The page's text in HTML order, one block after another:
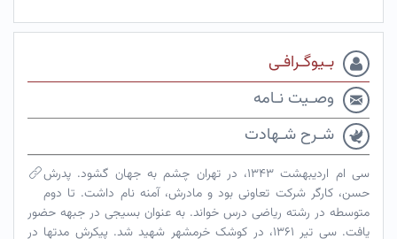
بـیوگـرافـی
وصـیت نـامه
شـرح شـهادت
سی ام اردیبهشت ۱۳۴۳، در تهران چشم به جهان گشود. پدرش
حسن، کارگر شرکت تعاونی بود و مادرش، آمنه نام داشت. تا دوم
متوسطه در رشته ریاضی درس خواند. به عنوان بسیجی در جبهه حضور
یافت. سی تیر ۱۳۶۱، در کوشک خرمشهر شهید شد. پیکرش مدتها در